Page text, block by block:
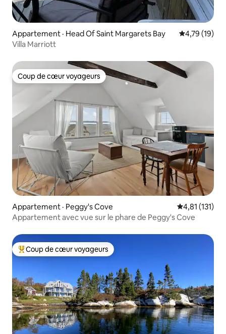
Appartement · Head Of Saint Margarets Bay Note
4,79 (19)
Villa Marriott
Coup de cœur voyageurs
Coup de cœur voyageurs
Appartement · Peggy's Cove Note
4,81 (131)
Appartement avec vue sur le phare de Peggy's Cove
Coup de cœur voyageurs parmi les plus aimés
Coup de cœur voyageurs